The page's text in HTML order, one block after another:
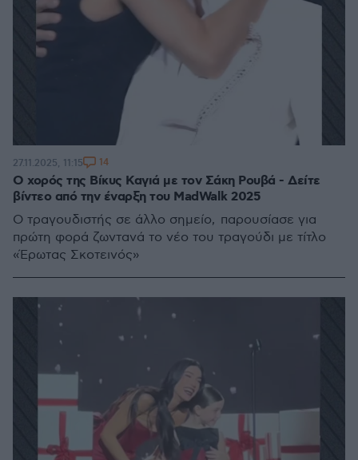
O χορός της Βίκυς Καγιά με τον Σάκη Ρουβά - Δείτε
βίντεο από την έναρξη του MadWalk 2025
Ο τραγουδιστής σε άλλο σημείο, παρουσίασε για
πρώτη φορά ζωντανά το νέο του τραγούδι με τίτλο
«Έρωτας Σκοτεινός»
27.11.2025, 11:15 14